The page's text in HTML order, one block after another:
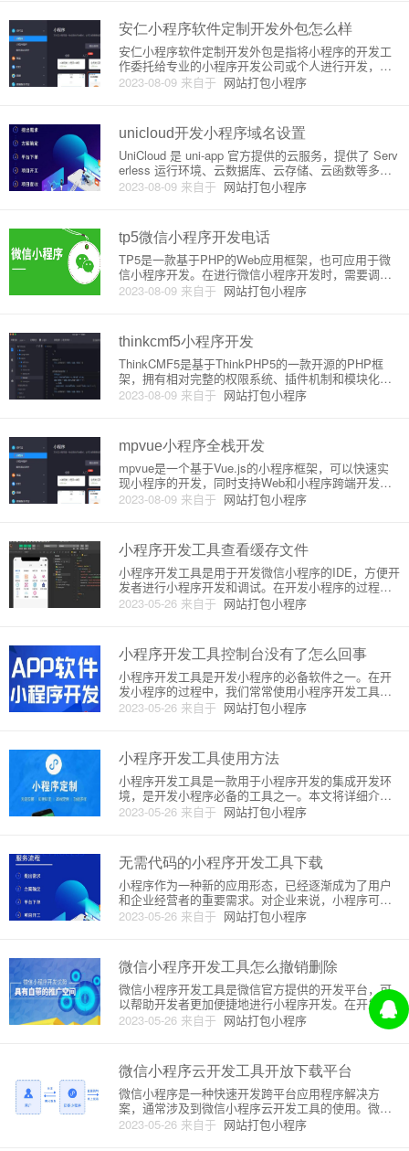
的开发流程包括需求分析、原型设
安仁小程序软件定制开发外包怎么样
2023-08-09 来自于 网站打包小程序
安仁小程序软件定制开发外包是指将小程序的开发工
作委托给专业的小程序开发公司或个人进行开发，以
获取具有个性化的小程序解决方案。在过去几年里，
小程序的快速发展已经成为交互式营销和互联网经济
序来满足商业和社交需求。安
unicloud开发小程序域名设置
2023-08-09 来自于 网站打包小程序
UniCloud 是 uni-app 官方提供的云服务，提供了 Serv
erless 运行环境、云数据库、云存储、云函数等多种
云服务能力。在使用 UniCloud 开发小程序时，需要进
行一些域名的设置才能保证云服务正常工作。本文将
tp5微信小程序开发电话
2023-08-09 来自于 网站打包小程序
TP5是一款基于PHP的Web应用框架，也可应用于微
信小程序开发。在进行微信小程序开发时，需要调用
微信开放平台API接口进行数据交互，并且需要借助微
信开发者工具进行开发调试。下面将详细介绍TP5微
账号首先需要在
thinkcmf5小程序开发
2023-08-09 来自于 网站打包小程序
ThinkCMF5是基于ThinkPHP5的一款开源的PHP框
架，拥有相对完整的权限系统、插件机制和模块化开
发等特性。而ThinkCMF5小程序开发则是在此基础上
实现微信小程序的开发，下面详细介绍一下其原理。
mpvue小程序全栈开发
2023-08-09 来自于 网站打包小程序
mpvue是一个基于Vue.js的小程序框架，可以快速实
现小程序的开发，同时支持Web和小程序跨端开发。
下面是mpvue小程序全栈开发的详细介绍：一、框架
原理mpvue的底层原理是基于Vue.js和小程序原生AP
小程序开发工具查看缓存文件
2023-05-26 来自于 网站打包小程序
小程序开发工具是用于开发微信小程序的IDE，方便开
发者进行小程序开发和调试。在开发小程序的过程
中，经常需要查看缓存文件以确保程序的正常运行。
那么，小程序开发工具如何查看缓存文件呢？下面将
小程序的缓存文件主要包括
小程序开发工具控制台没有了怎么回事
2023-05-26 来自于 网站打包小程序
小程序开发工具是开发小程序的必备软件之一。在开
发小程序的过程中，我们常常使用小程序开发工具中
的控制台来打印出关键信息、查看运行状态以及程序
错误信息的输出等等。但有时候，我们在打开小程序
回事呢？首先，需要明确的是
小程序开发工具使用方法
2023-05-26 来自于 网站打包小程序
小程序开发工具是一款用于小程序开发的集成开发环
境，是开发小程序必备的工具之一。本文将详细介绍
小程序开发工具的使用方法和原理。一、安装小程序
开发工具在开始使用小程序开发工具之前，需要先将
如Windows、MacO
无需代码的小程序开发工具下载
2023-05-26 来自于 网站打包小程序
小程序作为一种新的应用形态，已经逐渐成为了用户
和企业经营者的重要需求。对企业来说，小程序可以
作为品牌形象宣传的新平台，对用户则成为快速解决
问题、查找信息和消费购物的利器。对于没有编程能
需代码的小程序开发工具成为
微信小程序开发工具怎么撤销删除
2023-05-26 来自于 网站打包小程序
微信小程序开发工具是微信官方提供的开发平台，可
以帮助开发者更加便捷地进行小程序开发。在开发的
过程中，有时候会误操作而删除了某个文件或目录，
这时候就需要使用撤销删除功能来恢复操作。本文将
原理和具体步骤。一、撤销删
微信小程序云开发工具开放下载平台
2023-05-26 来自于 网站打包小程序
微信小程序是一种快速开发跨平台应用程序解决方
案，通常涉及到微信小程序云开发工具的使用。微信
小程序云开发工具是一种轻量级工具，用于帮助开发
者快速开发微信小程序。它包括了一系列的工具、框